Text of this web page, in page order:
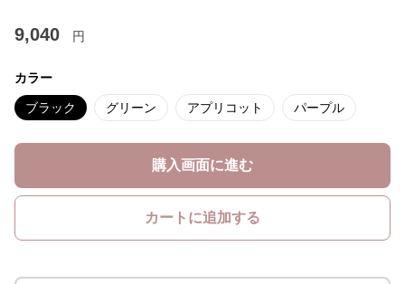
9,040 円
カラー
ブラック グリーン アプリコット パープル
購入画面に進む
カートに追加する